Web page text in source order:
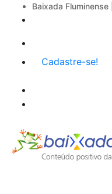
Baixada Fluminense |
Menu
de
usuário
Cadastre-se!